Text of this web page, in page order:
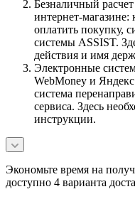
Безналичный
интернет-
оплатить покупку,
системы ASSIST.
действия и имя
Электронные
WebMoney и
система
сервиса. Здесь
инструкции.
Экономьте время на
доступно 4 варианта